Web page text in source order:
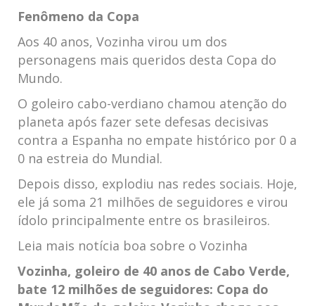
Fenômeno da Copa
Aos 40 anos, Vozinha virou um dos
personagens mais queridos desta Copa do
Mundo.
O goleiro cabo-verdiano chamou atenção do
planeta após fazer sete defesas decisivas
contra a Espanha no empate histórico por 0 a
0 na estreia do Mundial.
Depois disso, explodiu nas redes sociais. Hoje,
ele já soma 21 milhões de seguidores e virou
ídolo principalmente entre os brasileiros.
Leia mais notícia boa sobre o Vozinha
Vozinha, goleiro de 40 anos de Cabo Verde,
bate 12 milhões de seguidores: Copa do